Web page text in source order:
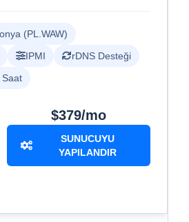
(PL.WAW)
IPMI
rDNS Desteği
Saat
$379/mo
SUNUCUYU
YAPILANDIR